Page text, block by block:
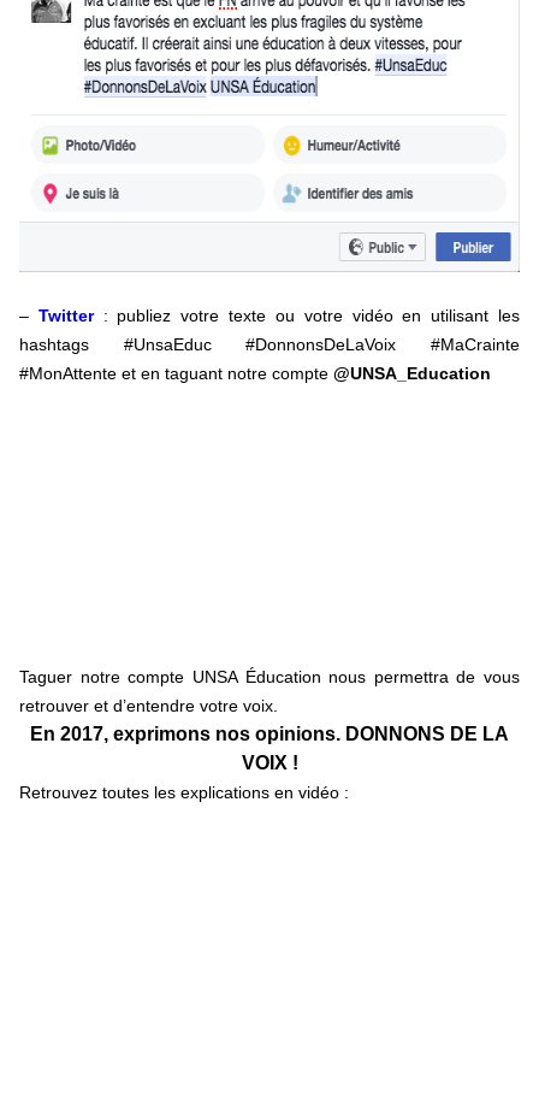
– Twitter : publiezvotre texte ou votre vidéoen utilisant les
hashtags #UnsaEduc #DonnonsDeLaVoix #MaCrainte
#MonAttente et en taguant notre compte @UNSA_Education
Taguer notre compte UNSA Éducation nous permettra de vous
retrouver et d’entendre votre voix.
En 2017, exprimons nos opinions. DONNONS DE LA
VOIX !
Retrouvez toutes les explications en vidéo :